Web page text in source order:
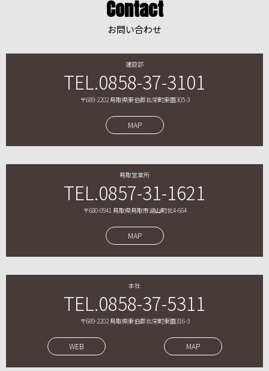
Contact
お問い合わせ
建設部
TEL.0858-37-3101
〒689-2202 鳥取県東伯郡北栄町東園305-3
MAP
鳥取営業所
TEL.0857-31-1621
〒680-0941 鳥取県鳥取市湖山町北4-664
MAP
本社
TEL.0858-37-5311
〒689-2202 鳥取県東伯郡北栄町東園316-3
WEB MAP